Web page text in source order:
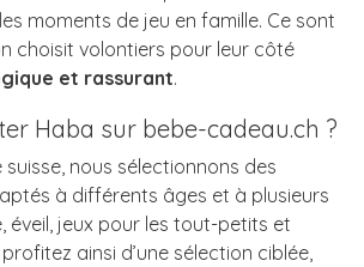
moments de jeu en famille. Ce sont
choisit volontiers pour leur côté
et rassurant.
Haba sur bebe-cadeau.ch ?
nous sélectionnons des
à différents âges et à plusieurs
éveil, jeux pour les tout-petits et
ainsi d’une sélection ciblée,